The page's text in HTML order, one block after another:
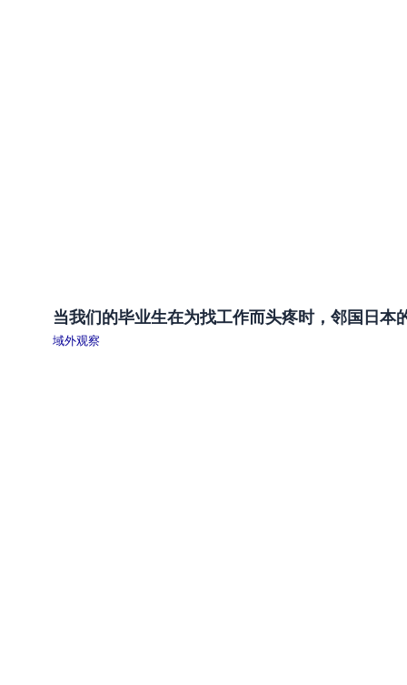
当我们的毕业生在为找工作而头疼时，邻国日
域外观察